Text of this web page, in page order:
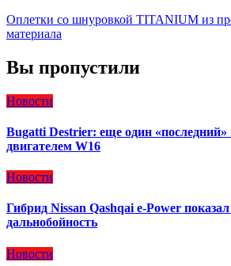
Оплетки со шнуровкой TITANIUM из
материала
Вы пропустили
Новости
Bugatti Destrier: еще один «последний»
двигателем W16
Новости
Гибрид Nissan Qashqai e-Power
дальнобойность
Новости